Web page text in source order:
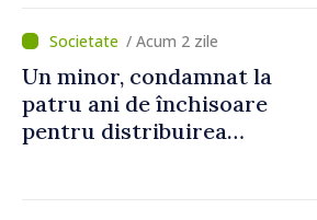
noastră rămâne puternică”
/ Acum 2 zile
Un minor, condamnat la
patru ani de închisoare
pentru distribuirea